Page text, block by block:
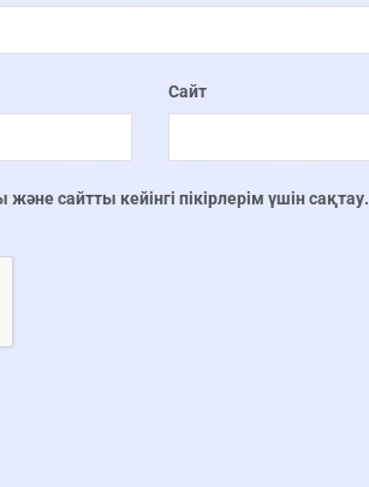
Сайт
сайтты кейінгі пікірлерім үшін сақтау.